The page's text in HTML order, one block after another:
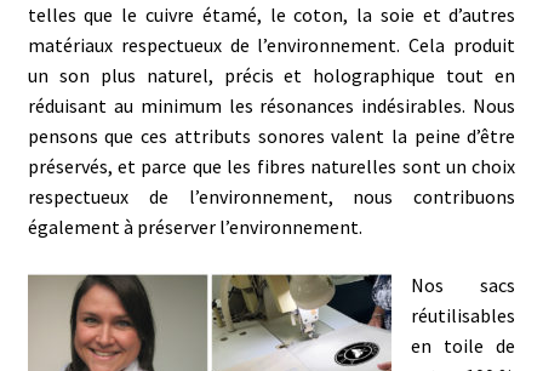
telles que le cuivre étamé, le coton, la soie et d’autres
matériaux respectueux de l’environnement. Cela produit
un son plus naturel, précis et holographique tout en
réduisant au minimum les résonances indésirables. Nous
pensons que ces attributs sonores valent la peine d’être
préservés, et parce que les fibres naturelles sont un choix
respectueux de l’environnement, nous contribuons
également à préserver l’environnement.
Nos sacs
réutilisables
en toile de